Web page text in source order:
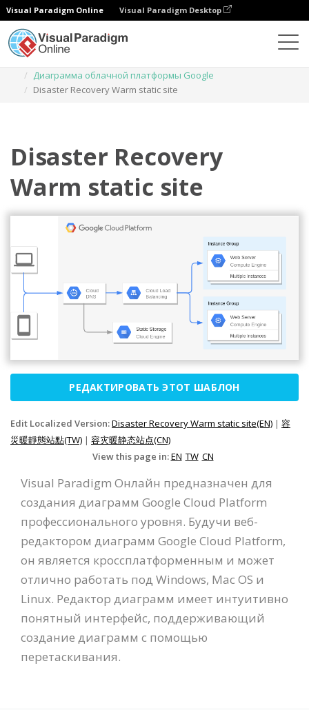
Visual Paradigm Online Visual Paradigm Desktop
Диаграмма облачной платформы Google
Disaster Recovery Warm static site
Disaster Recovery
Warm static site
РЕДАКТИРОВАТЬ ЭТОТ ШАБЛОН
Edit Localized Version:Disaster Recovery Warm static site(EN) | 容
災暖靜態站點(TW) | 容灾暖静态站点(CN)
View this page in:EN TW CN
Visual Paradigm Онлайн предназначен для
создания диаграмм Google Cloud Platform
профессионального уровня. Будучи веб-
редактором диаграмм Google Cloud Platform,
он является кроссплатформенным и может
отлично работать под Windows, Mac OS и
Linux. Редактор диаграмм имеет интуитивно
понятный интерфейс, поддерживающий
создание диаграмм с помощью
перетаскивания.